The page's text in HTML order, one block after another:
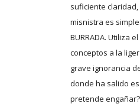
suficiente
misnistra es
BURRADA. Utiliza
conceptos a la
grave ignorancia
donde ha salido
pretende engañar?